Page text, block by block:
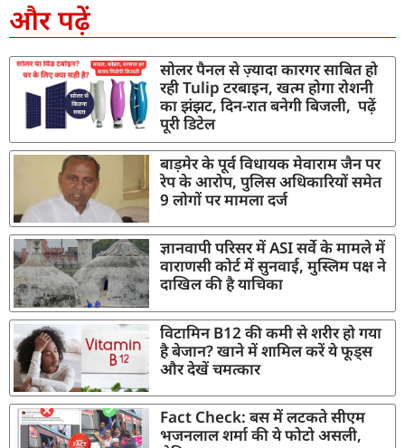
और पढ़ें
सोलर पैनल से ज़्यादा कारगर साबित हो
रही Tulip टरबाइन, खत्म होगा रोशनी
का झंझट, दिन-रात बनेगी बिजली, पढ़ें
पूरी डिटेल
बाड़मेर के पूर्व विधायक मेवाराम जैन पर
रेप के आरोप, पुलिस अधिकारियों समेत
9 लोगों पर मामला दर्ज
ज्ञानवापी परिसर में ASI सर्वे के मामले में
वाराणसी कोर्ट में सुनवाई, मुस्लिम पक्ष ने
दाखिल की है याचिका
विटामिन B12 की कमी से शरीर हो गया
है बेजान? खाने में शामिल करें ये फूड्स
और देखें चमत्कार
Fact Check: बस में लटकते सीएम
भजनलाल शर्मा की ये फोटो असली,